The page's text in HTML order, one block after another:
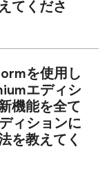
てくださ
を使用し
エディシ
機能を全て
ィションに
を教えてく